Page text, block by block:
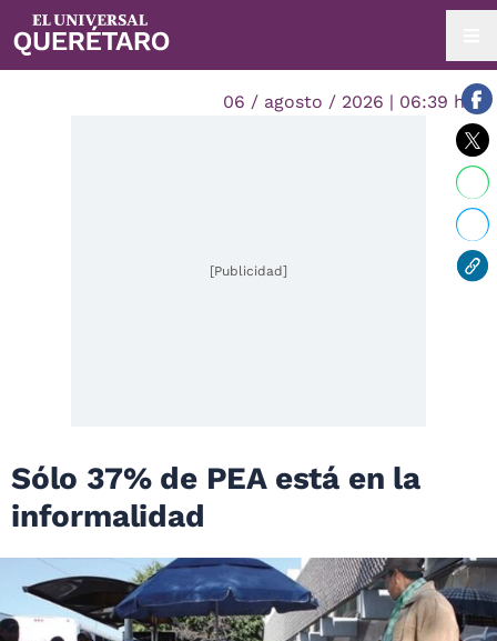
06 / agosto / 2026 | 06:39 hrs.
[Publicidad]
Sólo 37% de PEA está en la
informalidad